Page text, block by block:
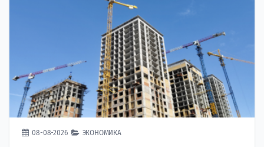
08-08-2026 ЭКОНОМИКА